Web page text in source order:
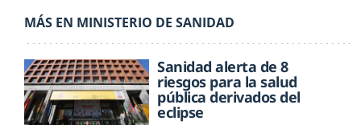
MÁS EN MINISTERIO DE SANIDAD
Sanidad alerta de 8
riesgos para la salud
pública derivados del
eclipse